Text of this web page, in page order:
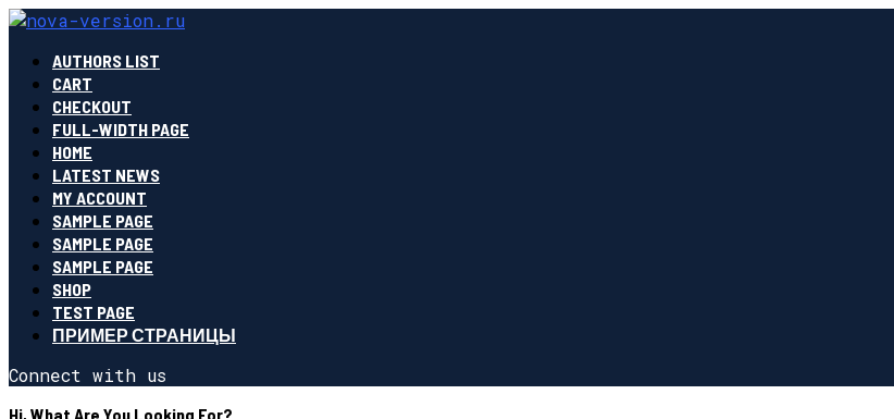
AUTHORS LIST
CART
CHECKOUT
FULL-WIDTH PAGE
HOME
LATEST NEWS
MY ACCOUNT
SAMPLE PAGE
SAMPLE PAGE
SAMPLE PAGE
SHOP
TEST PAGE
ПРИМЕР СТРАНИЦЫ
Connect with us
Hi, What Are You Looking For?